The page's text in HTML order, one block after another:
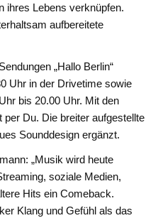
ihres Lebens verknüpfen.
aufbereitete
„​Hallo Berlin“
Uhr in der Drivetime sowie
bis 20.00 Uhr. Mit den
Du. Die breiter aufgestellte
Sounddesign ergänzt.
„Musik wird heute
soziale Medien,
Hits ein Comeback.
Klang und Gefühl als das